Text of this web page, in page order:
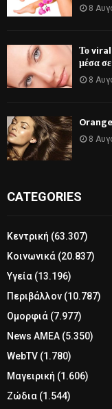
8
Το viral
μέσα
8
8
CATEGORIES
Κεντρική (63.307)
Κοινωνικά (20.837)
Υγεία (13.196)
Περιβάλλον (10.787)
Ομορφιά (7.977)
News ΑΜΕΑ (5.350)
WebTV (1.780)
Μαγειρική (1.606)
Ζώδια (1.544)